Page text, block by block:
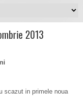
2013
scazut in primele noua